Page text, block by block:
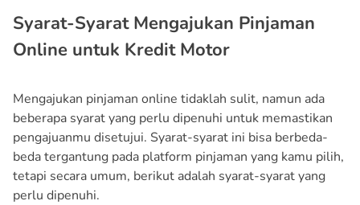
Syarat-Syarat Mengajukan Pinjaman
Online untuk Kredit Motor
Mengajukan pinjaman online tidaklah sulit, namun ada
beberapa syarat yang perlu dipenuhi untuk memastikan
pengajuanmu disetujui. Syarat-syarat ini bisa berbeda-
beda tergantung pada platform pinjaman yang kamu pilih,
tetapi secara umum, berikut adalah syarat-syarat yang
perlu dipenuhi.